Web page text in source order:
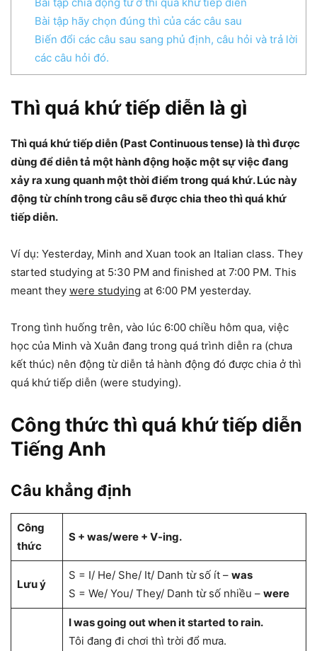
Bài tập hãy chọn đúng thì của các câu sau
Biến đổi các câu sau sang phủ định, câu hỏi và trả lời
các câu hỏi đó.
Thì quá khứ tiếp diễn là gì
Thì quá khứ tiếp diễn (Past Continuous tense) là thì được
dùng để diễn tả một hành động hoặc một sự việc đang
xảy ra xung quanh một thời điểm trong quá khứ. Lúc này
động từ chính trong câu sẽ được chia theo thì quá khứ
tiếp diễn.
Ví dụ: Yesterday, Minh and Xuan took an Italian class. They
started studying at 5:30 PM and finished at 7:00 PM. This
meant they were studying at 6:00 PM yesterday.
Trong tình huống trên, vào lúc 6:00 chiều hôm qua, việc
học của Minh và Xuân đang trong quá trình diễn ra (chưa
kết thúc) nên động từ diễn tả hành động đó được chia ở thì
quá khứ tiếp diễn (were studying).
Công thức thì quá khứ tiếp diễn
Tiếng Anh
Câu khẳng định
Công
thức
S + was/were + V-ing.
Lưu ý
S = I/ He/ She/ It/ Danh từ số ít – was
S = We/ You/ They/ Danh từ số nhiều – were
I was going out when it started to rain.
Tôi đang đi chơi thì trời đổ mưa.